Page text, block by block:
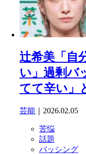
辻希美「自
い」過剰バ
てて辛い」
芸能 ｜2026.02.05
苦悩
話題
バッシング